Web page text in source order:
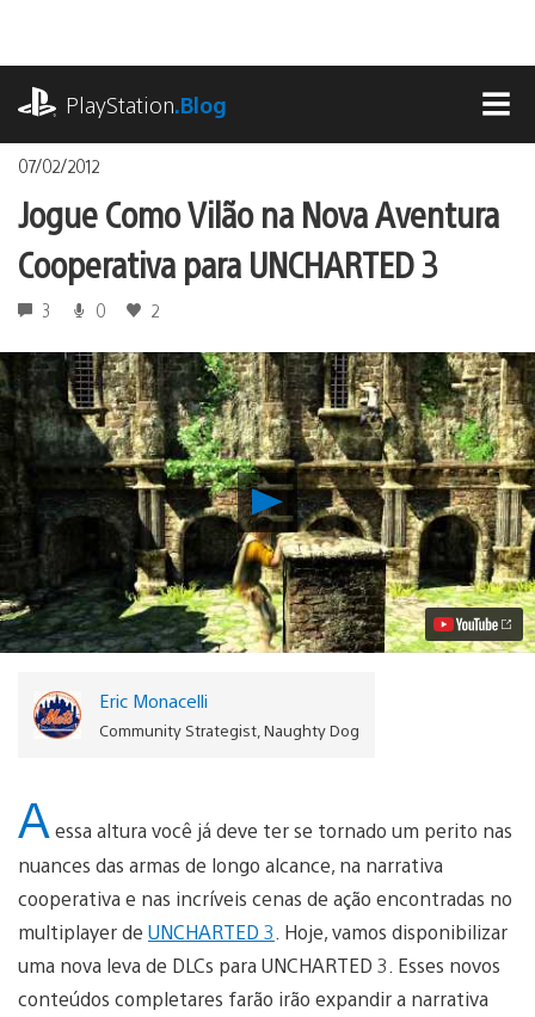
o
conteúdoPlayStation.Blog
07/02/2012
Jogue Como Vilão na Nova Aventura
Cooperativa para UNCHARTED 3
3 0 2
Reproduzir
Jogue
Como
Vilão
na
Nova
Aventura
Cooperativa
Vídeo
Eric Monacelli
Community Strategist, Naughty Dog
A essa altura você já deve ter se tornado um perito nas
nuances das armas de longo alcance, na narrativa
cooperativa e nas incríveis cenas de ação encontradas no
multiplayer de UNCHARTED 3 . Hoje, vamos disponibilizar
uma nova leva de DLCs para UNCHARTED 3. Esses novos
conteúdos completares farão irão expandir a narrativa